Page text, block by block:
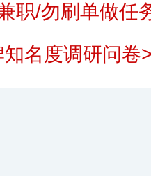
职/勿刷单做任
名度调研问卷